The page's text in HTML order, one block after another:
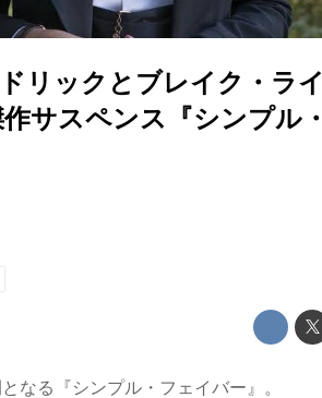
リックとブレイク・ライ
サスペンス『シンプル・
なる『シンプル・フェイバー』。